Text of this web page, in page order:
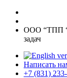
ООО “ТПП
задач
Написать
+7 (831)